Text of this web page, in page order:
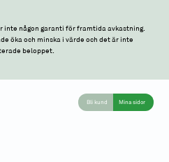
inte någon garanti för framtida avkastning.
öka och minska i värde och det är inte
beloppet.
Bli kund Mina sidor